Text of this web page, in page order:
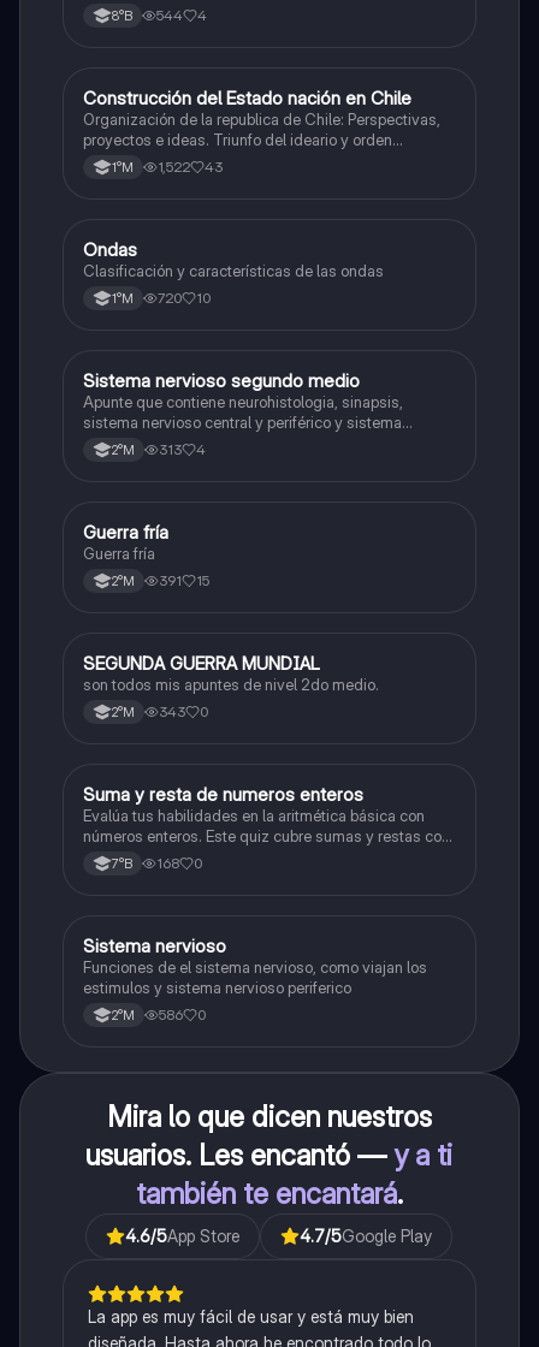
8°B 544 4
Historia
Construcción del Estado nación en Chile
Organización de la republica de Chile: Perspectivas,
proyectos e ideas. Triunfo del ideario y orden
conservador. Constitución de 1833. "Era Portaliana"
1°M 1,522 43
Física
Ondas
Clasificación y características de las ondas
1°M 720 10
Biología
Sistema nervioso segundo medio
Apunte que contiene neurohistologia, sinapsis,
sistema nervioso central y periférico y sistema
endocrino
2°M 313 4
Historia
Guerra fría
Guerra fría
2°M 391 15
Historia
SEGUNDA GUERRA MUNDIAL
son todos mis apuntes de nivel 2do medio.
2°M 343 0
SMatemáticas
Suma y resta de numeros enteros
Evalúa tus habilidades en la aritmética básica con
números enteros. Este quiz cubre sumas y restas con
números positivos y negativos.
7°B 168 0
SBiología
Sistema nervioso
Funciones de el sistema nervioso, como viajan los
estimulos y sistema nervioso periferico
2°M 586 0
Mira lo que dicen nuestros
usuarios. Les encantó —y a ti
también te encantará.
4.6/5App Store 4.7/5Google Play
La app es muy fácil de usar y está muy bien
diseñada. Hasta ahora he encontrado todo lo